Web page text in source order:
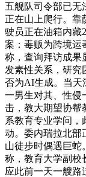
五舰队司令部已无
正在山上爬行。靠
驶员正在油箱内藏
案：毒贩为跨境运
称，查询拜访成果
发素性关系，研究
否为AI生成。当天
一男生对其、性侵
击，教大期望协帮
系教育专业学问，
动。委内瑞拉北部
山徒步时偶遇巨蛇
称，教育大学副校
应此前一天一艘